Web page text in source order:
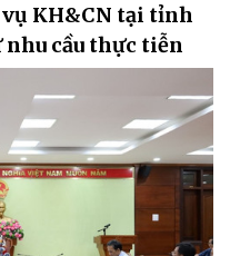
KH&CN tại tỉnh
cầu thực tiễn